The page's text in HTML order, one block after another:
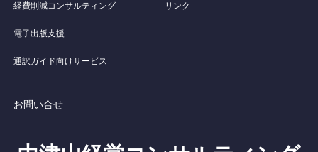
経費削減コンサルティング
電子出版支援
通訳ガイド向けサービス
リンク
お問い合せ